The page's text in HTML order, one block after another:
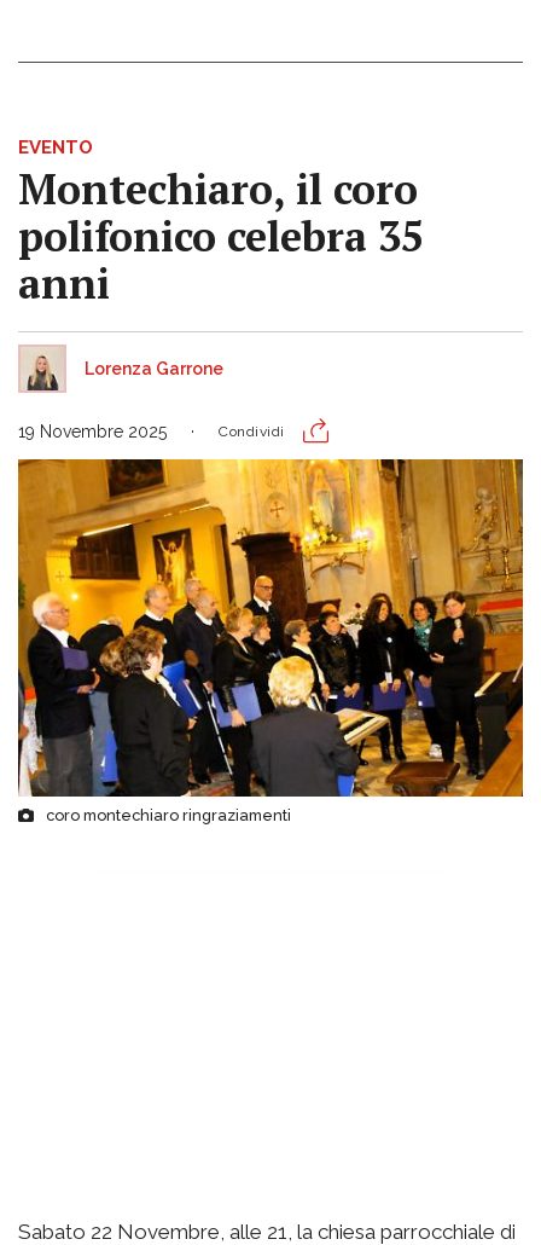
EVENTO
Montechiaro, il coro
polifonico celebra 35
anni
Lorenza Garrone
19 Novembre 2025 Condividi
coro montechiaro ringraziamenti
Sabato 22 Novembre, alle 21, la chiesa parrocchiale di